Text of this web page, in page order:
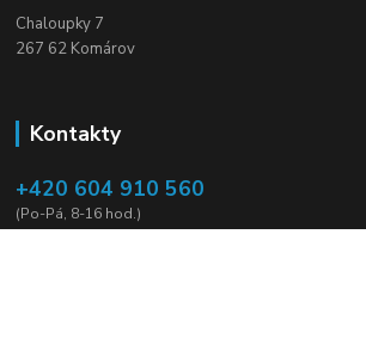
Chaloupky 7
267 62 Komárov
Kontakty
+420 604 910 560
(Po-Pá, 8-16 hod.)